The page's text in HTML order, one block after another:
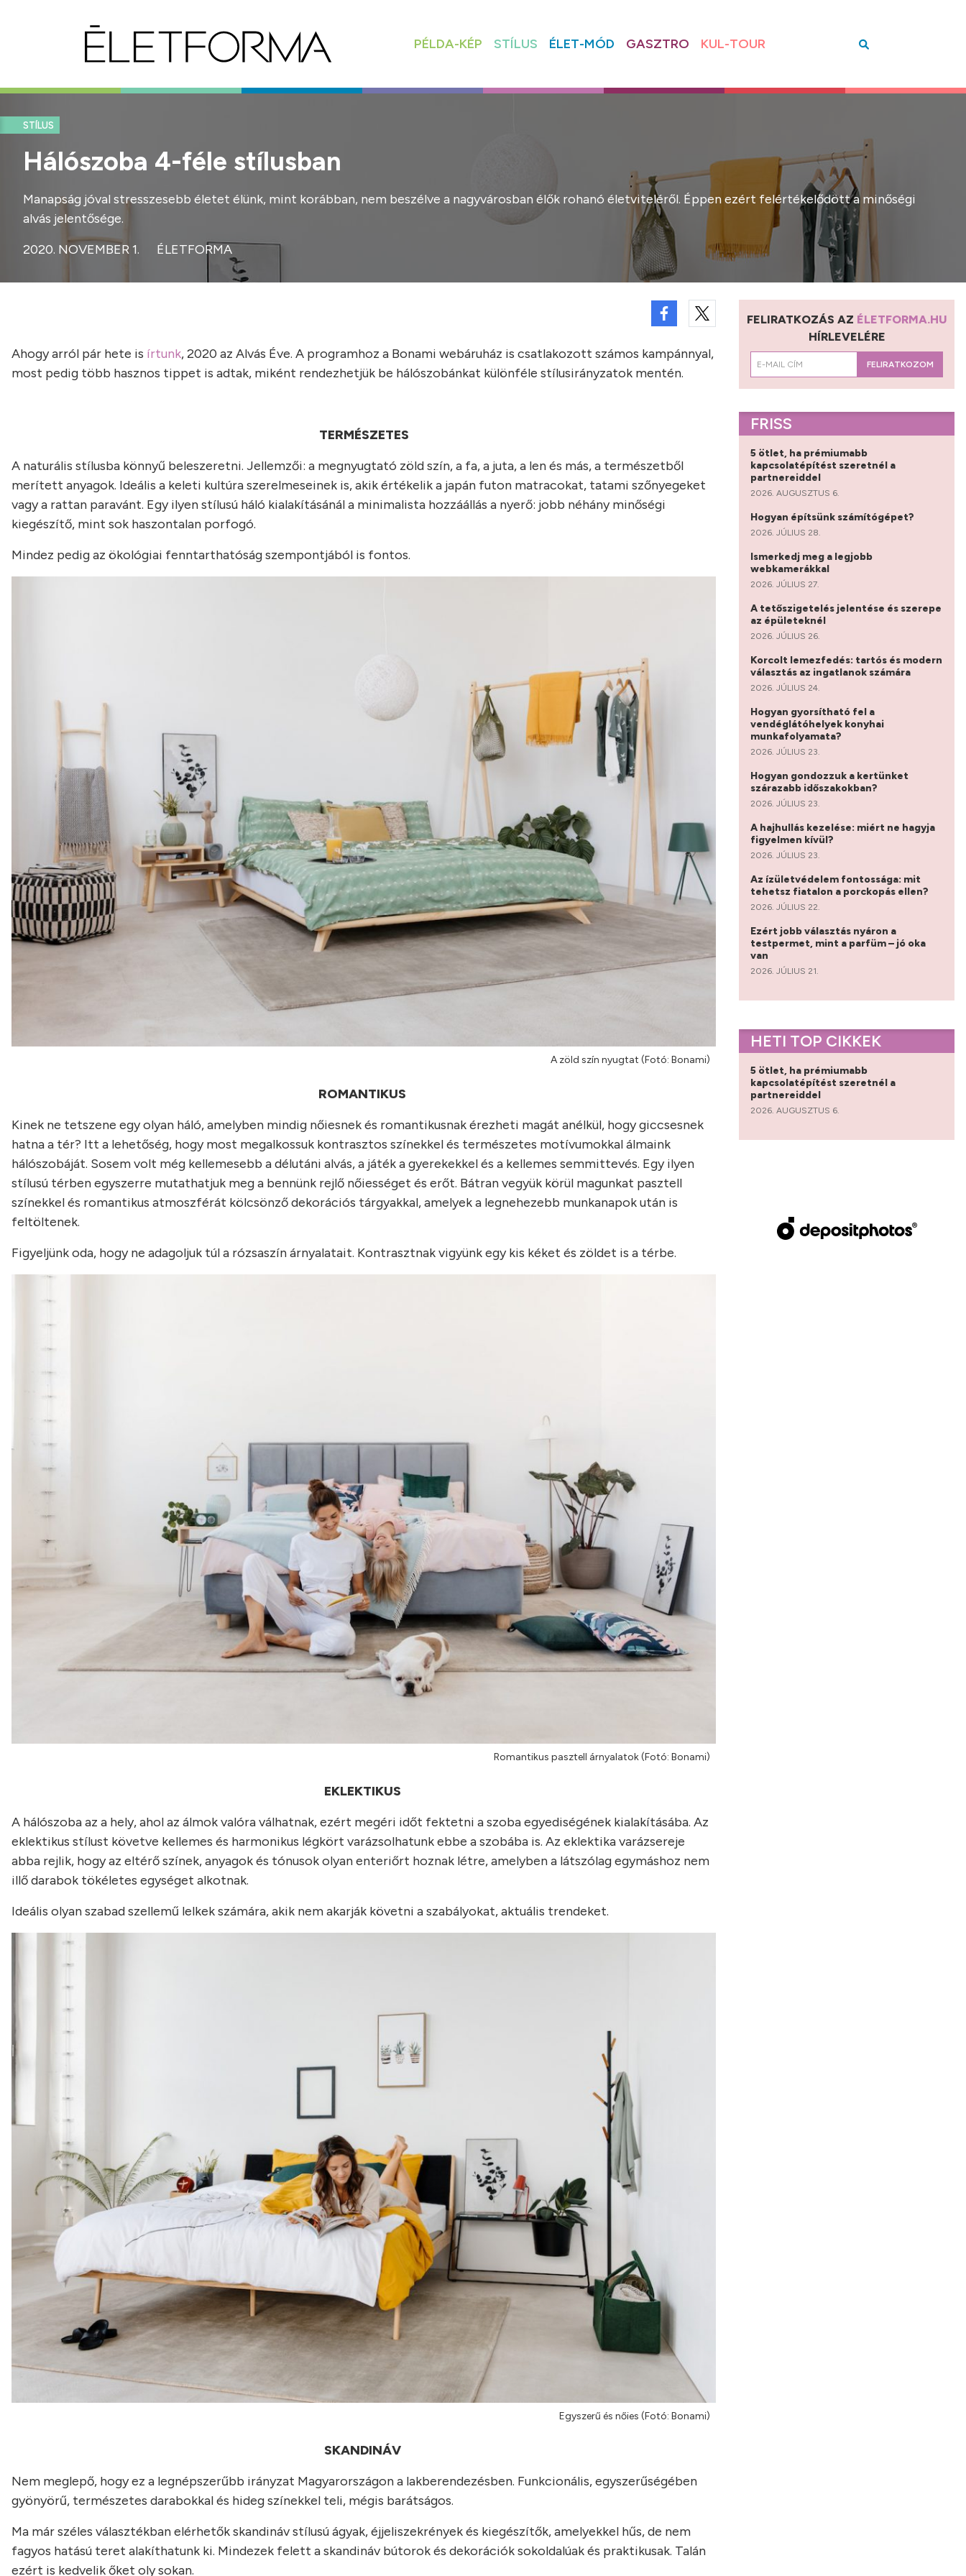
PÉLDA-KÉP STÍLUS ÉLET-MÓD GASZTRO KUL-TOUR
STÍLUS
Hálószoba 4-féle stílusban
Manapság jóval stresszesebb életet élünk, mint korábban, nem beszélve a nagyvárosban élők rohanó életviteléről. Éppen ezért felértékelődött a minőségi
alvás jelentősége.
2020. NOVEMBER 1.
ÉLETFORMA
Ahogy arról pár hete is írtunk, 2020 az Alvás Éve. A programhoz a Bonami webáruház is csatlakozott számos kampánnyal,
most pedig több hasznos tippet is adtak, miként rendezhetjük be hálószobánkat különféle stílusirányzatok mentén.
TERMÉSZETES
A naturális stílusba könnyű beleszeretni. Jellemzői: a megnyugtató zöld szín, a fa, a juta, a len és más, a természetből
merített anyagok. Ideális a keleti kultúra szerelmeseinek is, akik értékelik a japán futon matracokat, tatami szőnyegeket
vagy a rattan paravánt. Egy ilyen stílusú háló kialakításánál a minimalista hozzáállás a nyerő: jobb néhány minőségi
kiegészítő, mint sok haszontalan porfogó.
Mindez pedig az ökológiai fenntarthatóság szempontjából is fontos.
A zöld szín nyugtat (Fotó: Bonami)
ROMANTIKUS
Kinek ne tetszene egy olyan háló, amelyben mindig nőiesnek és romantikusnak érezheti magát anélkül, hogy giccsesnek
hatna a tér? Itt a lehetőség, hogy most megalkossuk kontrasztos színekkel és természetes motívumokkal álmaink
hálószobáját. Sosem volt még kellemesebb a délutáni alvás, a játék a gyerekekkel és a kellemes semmittevés. Egy ilyen
stílusú térben egyszerre mutathatjuk meg a bennünk rejlő nőiességet és erőt. Bátran vegyük körül magunkat pasztell
színekkel és romantikus atmoszférát kölcsönző dekorációs tárgyakkal, amelyek a legnehezebb munkanapok után is
feltöltenek.
Figyeljünk oda, hogy ne adagoljuk túl a rózsaszín árnyalatait. Kontrasztnak vigyünk egy kis kéket és zöldet is a térbe.
Romantikus pasztell árnyalatok (Fotó: Bonami)
EKLEKTIKUS
A hálószoba az a hely, ahol az álmok valóra válhatnak, ezért megéri időt fektetni a szoba egyediségének kialakításába. Az
eklektikus stílust követve kellemes és harmonikus légkört varázsolhatunk ebbe a szobába is. Az eklektika varázsereje
abba rejlik, hogy az eltérő színek, anyagok és tónusok olyan enteriőrt hoznak létre, amelyben a látszólag egymáshoz nem
illő darabok tökéletes egységet alkotnak.
Ideális olyan szabad szellemű lelkek számára, akik nem akarják követni a szabályokat, aktuális trendeket.
Egyszerű és nőies (Fotó: Bonami)
SKANDINÁV
Nem meglepő, hogy ez a legnépszerűbb irányzat Magyarországon a lakberendezésben. Funkcionális, egyszerűségében
gyönyörű, természetes darabokkal és hideg színekkel teli, mégis barátságos.
Ma már széles választékban elérhetők skandináv stílusú ágyak, éjjeliszekrények és kiegészítők, amelyekkel hűs, de nem
fagyos hatású teret alakíthatunk ki. Mindezek felett a skandináv bútorok és dekorációk sokoldalúak és praktikusak. Talán
ezért is kedvelik őket oly sokan.
FELIRATKOZÁS AZ ÉLETFORMA.HU
HÍRLEVELÉRE
FELIRATKOZOM
FRISS
5 ötlet, ha prémiumabb
kapcsolatépítést szeretnél a
partnereiddel
2026. AUGUSZTUS 6.
Hogyan építsünk számítógépet?
2026. JÚLIUS 28.
Ismerkedj meg a legjobb
webkamerákkal
2026. JÚLIUS 27.
A tetőszigetelés jelentése és szerepe
az épületeknél
2026. JÚLIUS 26.
Korcolt lemezfedés: tartós és modern
választás az ingatlanok számára
2026. JÚLIUS 24.
Hogyan gyorsítható fel a
vendéglátóhelyek konyhai
munkafolyamata?
2026. JÚLIUS 23.
Hogyan gondozzuk a kertünket
szárazabb időszakokban?
2026. JÚLIUS 23.
A hajhullás kezelése: miért ne hagyja
figyelmen kívül?
2026. JÚLIUS 23.
Az ízületvédelem fontossága: mit
tehetsz fiatalon a porckopás ellen?
2026. JÚLIUS 22.
Ezért jobb választás nyáron a
testpermet, mint a parfüm – jó oka
van
2026. JÚLIUS 21.
HETI TOP CIKKEK
5 ötlet, ha prémiumabb
kapcsolatépítést szeretnél a
partnereiddel
2026. AUGUSZTUS 6.